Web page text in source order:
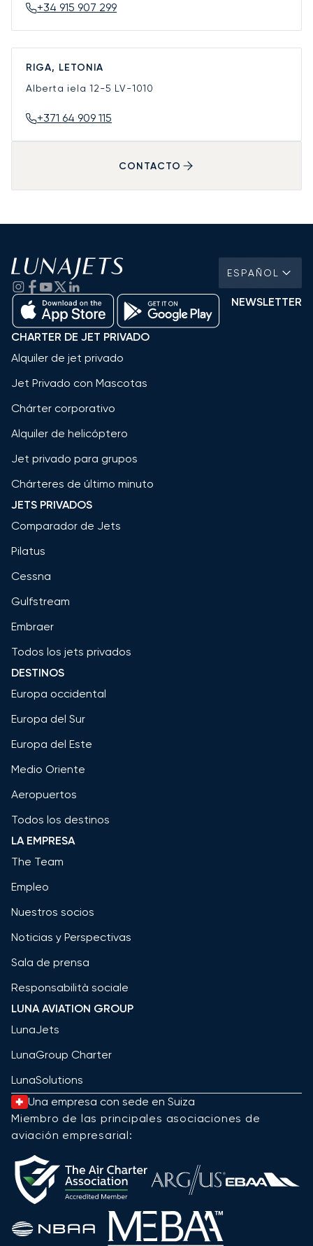
+34 915 907 299
RIGA, LETONIA
Alberta iela 12-5 LV-1010
+371 64 909 115
CONTACTO
ESPAÑOL
NEWSLETTER
CHARTER DE JET PRIVADO
Alquiler de jet privado
Jet Privado con Mascotas
Chárter corporativo
Alquiler de helicóptero
Jet privado para grupos
Chárteres de último minuto
JETS PRIVADOS
Comparador de Jets
Pilatus
Cessna
Gulfstream
Embraer
Todos los jets privados
DESTINOS
Europa occidental
Europa del Sur
Europa del Este
Medio Oriente
Aeropuertos
Todos los destinos
LA EMPRESA
The Team
Empleo
Nuestros socios
Noticias y Perspectivas
Sala de prensa
Responsabilità sociale
LUNA AVIATION GROUP
LunaJets
LunaGroup Charter
LunaSolutions
Una empresa con sede en Suiza
Miembro de las principales asociaciones de
aviación empresarial: